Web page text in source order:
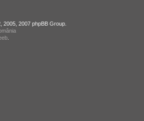
2005, 2007 phpBB Group.